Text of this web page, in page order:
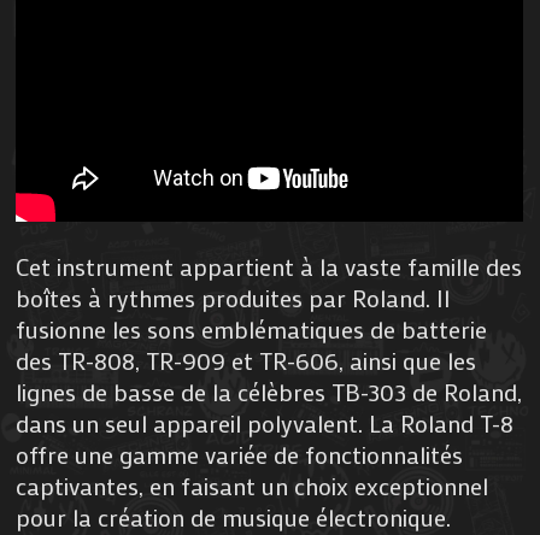
Cet instrument appartient à la vaste famille des
boîtes à rythmes produites par Roland. Il
fusionne les sons emblématiques de batterie
des TR-808, TR-909 et TR-606, ainsi que les
lignes de basse de la célèbres TB-303 de Roland,
dans un seul appareil polyvalent. La Roland T-8
offre une gamme variée de fonctionnalités
captivantes, en faisant un choix exceptionnel
pour la création de musique électronique.